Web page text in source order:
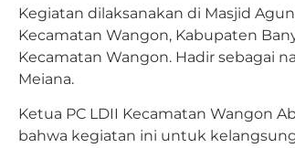
Kegiatan dilaksanakan di Masjid
Kecamatan Wangon, Kabupaten
Kecamatan Wangon. Hadir sebagai
Meiana.
Ketua PC LDII Kecamatan Wangon
bahwa kegiatan ini untuk